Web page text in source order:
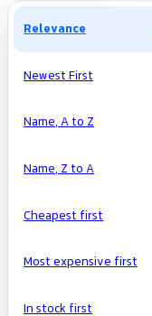
Relevance
Newest First
Name, A to Z
Name, Z to A
Cheapest first
Most expensive first
In stock first